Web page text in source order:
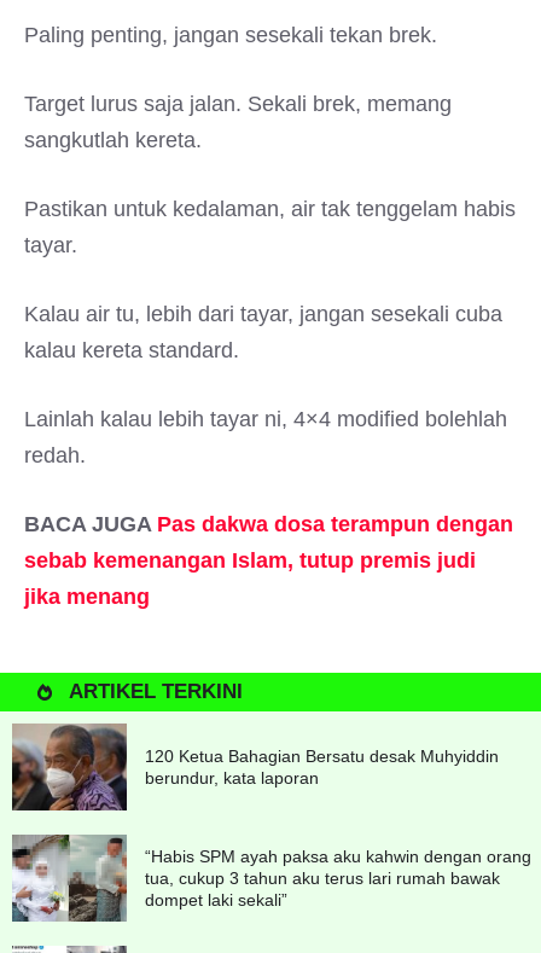
Paling penting, jangan sesekali tekan brek.
Target lurus saja jalan. Sekali brek, memang
sangkutlah kereta.
Pastikan untuk kedalaman, air tak tenggelam habis
tayar.
Kalau air tu, lebih dari tayar, jangan sesekali cuba
kalau kereta standard.
Lainlah kalau lebih tayar ni, 4×4 modified bolehlah
redah.
BACA JUGAPas dakwa dosa terampun dengan
sebab kemenangan Islam, tutup premis judi
jika menang
ARTIKEL TERKINI
120 Ketua Bahagian Bersatu desak Muhyiddin
berundur, kata laporan
“Habis SPM ayah paksa aku kahwin dengan orang
tua, cukup 3 tahun aku terus lari rumah bawak
dompet laki sekali”